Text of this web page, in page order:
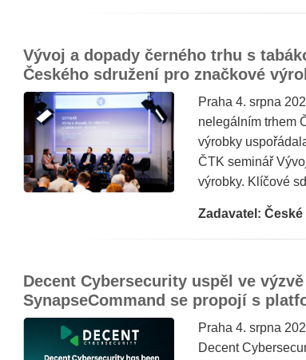
Vývoj a dopady černého trhu s
Českého sdružení pro značkové
Praha 4. srpna
nelegálním trhem
výrobky
ČTK seminář
výrobky. Klíčové
Zadavatel:
Decent Cybersecurity uspěl ve
SynapseCommand se propojí s
Praha 4. srpna
Decent